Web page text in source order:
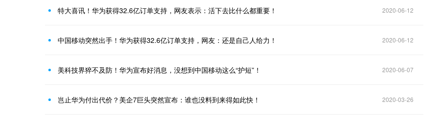
特大喜讯！华为获得32.6亿订单支持，网友表示：活下去比什么都重要！ 2020-06-12
中国移动突然出手！华为获得32.6亿订单支持，网友：还是自己人给力！ 2020-06-12
美科技界猝不及防！华为宣布好消息，没想到中国移动这么“护短”！ 2020-06-07
岂止华为付出代价？美企7巨头突然宣布：谁也没料到来得如此快！ 2020-03-26